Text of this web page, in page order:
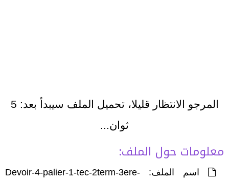
المرجو الانتظار قليلا، تحميل الملف سيبدأ بعد: 5
ثوان...
معلومات حول الملف:
اسم الملف: Devoir-4-palier-1-tec-2term-3ere-